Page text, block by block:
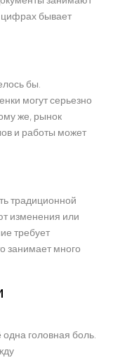
цифрах бывает
бы.
могут серьезно
же, рынок
и работы может
традиционной
изменения или
требует
занимает много
головная боль.